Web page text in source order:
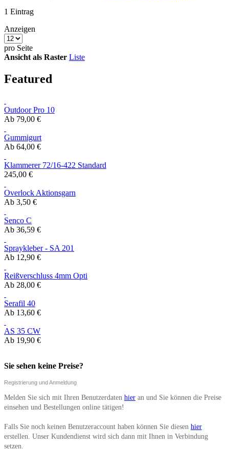
1 Eintrag
Anzeigen
pro Seite
Ansicht als Raster Liste
Featured
Outdoor Pro 10
Ab 79,00 €
Gummigurt
Ab 64,00 €
Klammerer 72/16-422 Standard
245,00 €
Overlock Aktionsgarn
Ab 3,50 €
Senco C
Ab 36,59 €
Spraykleber - SA 201
Ab 12,90 €
Reißverschluss 4mm Opti
Ab 28,00 €
Serafil 40
Ab 13,60 €
AS 35 CW
Ab 19,90 €
Sie sehen keine Preise?
Registrierung und Anmeldung
Melden Sie sich mit Ihren Benutzerdaten hier an und Sie können die Preise
einsehen und Bestellungen online tätigen!
Falls Sie noch keinen Benutzeraccount haben können Sie diesen hier
erstellen. Unser Kundendienst wird sich dann mit Ihnen in Verbindung
setzen.